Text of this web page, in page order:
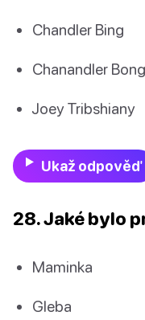
Chandler Bing
Chanandler Bong
Joey Tribshiany
Ukaž odpověď
28. Jaké bylo
Maminka
Gleba